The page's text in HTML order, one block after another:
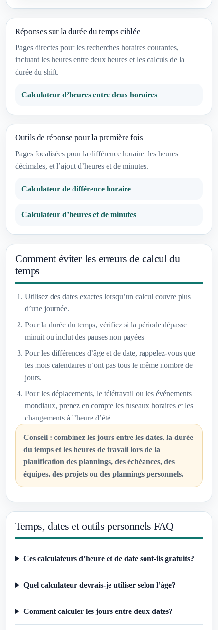
Réponses sur la durée du temps ciblée
Pages directes pour les recherches horaires courantes,
incluant les heures entre deux heures et les calculs de la
durée du shift.
Calculateur d’heures entre deux horaires
Outils de réponse pour la première fois
Pages focalisées pour la différence horaire, les heures
décimales, et l’ajout d’heures et de minutes.
Calculateur de différence horaire
Calculateur d’heures et de minutes
Comment éviter les erreurs de calcul du
temps
Utilisez des dates exactes lorsqu’un calcul couvre plus
d’une journée.
Pour la durée du temps, vérifiez si la période dépasse
minuit ou inclut des pauses non payées.
Pour les différences d’âge et de date, rappelez-vous que
les mois calendaires n’ont pas tous le même nombre de
jours.
Pour les déplacements, le télétravail ou les événements
mondiaux, prenez en compte les fuseaux horaires et les
changements à l’heure d’été.
Conseil : combinez les jours entre les dates, la durée
du temps et les heures de travail lors de la
planification des plannings, des échéances, des
équipes, des projets ou des plannings personnels.
Temps, dates et outils personnels FAQ
Ces calculateurs d’heure et de date sont-ils gratuits?
Quel calculateur devrais-je utiliser selon l’âge?
Comment calculer les jours entre deux dates?